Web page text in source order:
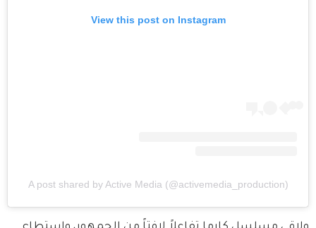
View this post on Instagram
A post shared by Active Media (@activemedia_production)